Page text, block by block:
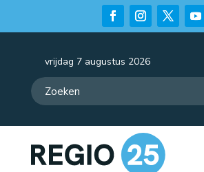
vrijdag 7 augustus 2026